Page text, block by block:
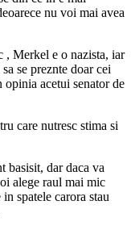
nu voi mai avea
, Merkel e o nazista, iar
se preznte doar cei
acetui senator de
care nutresc stima si
basisit, dar daca va
alege raul mai mic
spatele carora stau